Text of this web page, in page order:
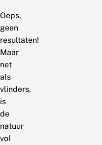
Oeps,
geen
resultaten!
Maar
net
als
vlinders,
is
de
natuur
vol